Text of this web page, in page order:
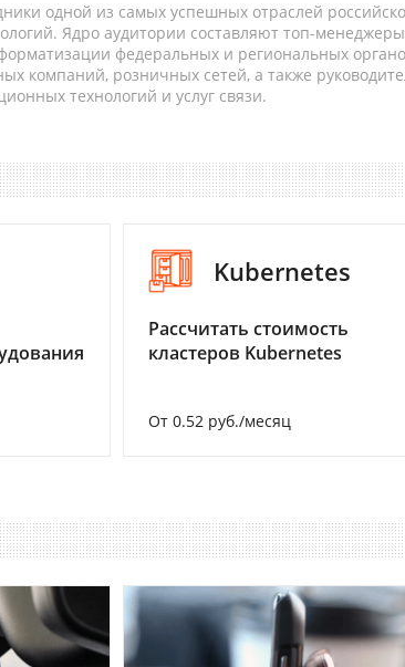
одной из самых успешных отраслей
Ядро аудитории составляют топ-
федеральных и региональных
компаний, розничных сетей, а также
технологий и услуг связи.
Kubernetes
Рассчитать стоимость
кластеров Kubernetes
От 0.52 руб./месяц